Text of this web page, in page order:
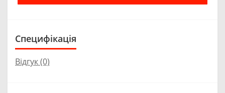
Специфікація
Відгук (0)